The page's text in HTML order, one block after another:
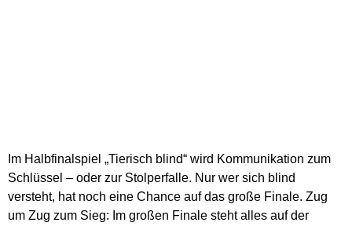
Im Halbfinalspiel „Tierisch blind“ wird Kommunikation zum
Schlüssel – oder zur Stolperfalle. Nur wer sich blind
versteht, hat noch eine Chance auf das große Finale. Zug
um Zug zum Sieg: Im großen Finale steht alles auf der